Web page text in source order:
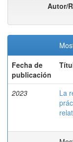
Autor/
Fecha de
publicación
2023
La